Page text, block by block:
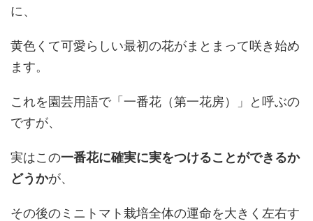
に、
黄色くて可愛らしい最初の花がまとまって咲き始め
ます。
これを園芸用語で「一番花（第一花房）」と呼ぶの
ですが、
実はこの一番花に確実に実をつけることができるか
どうかが、
その後のミニトマト栽培全体の運命を大きく左右す